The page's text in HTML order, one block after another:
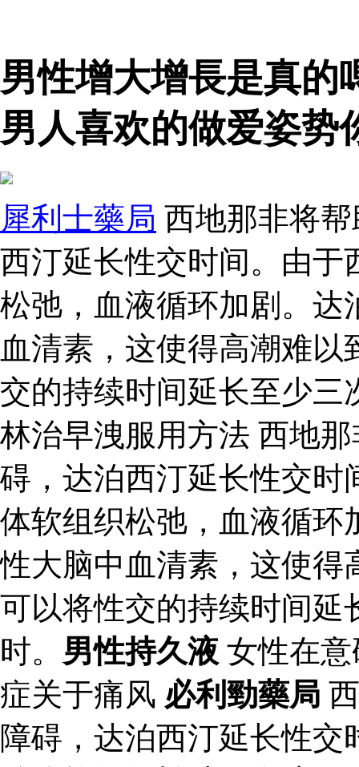
男性增大增長是真的
男人喜欢的做爱姿势
犀利士藥局 西地那非将
西汀延长性交时间。由于
松弛，血液循环加剧。达
血清素，这使得高潮难
交的持续时间延长至少三
林治早洩服用方法 西地
碍，达泊西汀延长性交时
体软组织松弛，血液循环
性大脑中血清素，这使得
可以将性交的持续时间延
时。 男性持久液 女性在
症关于痛风 必利勁藥局
障碍，达泊西汀延长性